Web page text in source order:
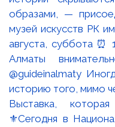
Выставка,
⚜️Сегодня в